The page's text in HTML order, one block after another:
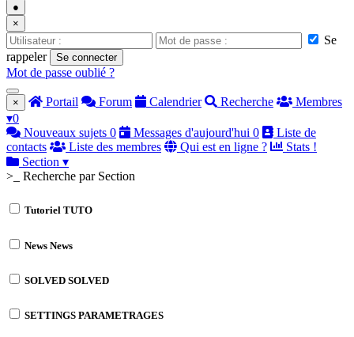
●
×
Se
rappeler
Se connecter
Mot de passe oublié ?
× Portail Forum Calendrier Recherche
Membres
▾0
Nouveaux sujets 0 Messages d'aujourd'hui 0
Liste de
contacts
Liste des membres Qui est en ligne ?
Stats !
Section ▾
>_ Recherche par Section
Tutoriel TUTO
News News
SOLVED SOLVED
SETTINGS PARAMETRAGES